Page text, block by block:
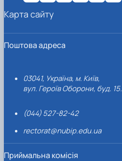
Поштова адреса
03041, Україна, м. Київ,
вул. Героїв Оборони, буд. 15.
(044) 527-82-42
rectorat@nubip.edu.ua
Приймальна комісія
Карта сайту